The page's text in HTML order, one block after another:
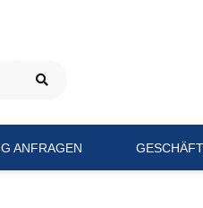
ANFRAGEN